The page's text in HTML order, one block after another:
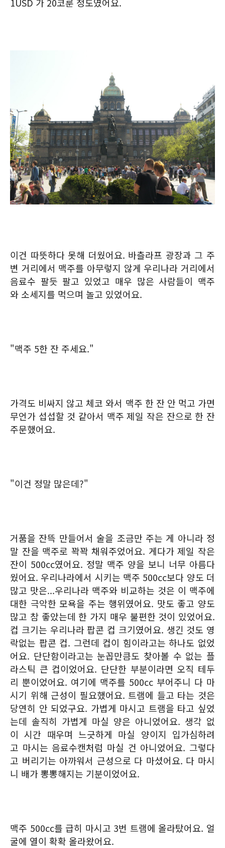
이건 따뜻하다 못해 더웠어요. 바츨라프 광장과 그 주
변 거리에서 맥주를 아무렇지 않게 우리나라 거리에서
음료수 팔듯 팔고 있었고 매우 많은 사람들이 맥주
와 소세지를 먹으며 놀고 있었어요.
"맥주 5한 잔 주세요."
가격도 비싸지 않고 체코 와서 맥주 한 잔 안 먹고 가면
무언가 섭섭할 것 같아서 맥주 제일 작은 잔으로 한 잔
주문했어요.
"이건 정말 많은데?"
거품을 잔뜩 만들어서 술을 조금만 주는 게 아니라 정
말 잔을 맥주로 꽉꽉 채워주었어요. 게다가 제일 작은
잔이 500cc였어요. 정말 맥주 양을 보니 너무 아름다
웠어요. 우리나라에서 시키는 맥주 500cc보다 양도 더
많고 맛은...우리나라 맥주와 비교하는 것은 이 맥주에
대한 극악한 모욕을 주는 행위였어요. 맛도 좋고 양도
많고 참 좋았는데 한 가지 매우 불편한 것이 있었어요.
컵 크기는 우리나라 팝콘 컵 크기였어요. 생긴 것도 영
락없는 팝콘 컵. 그런데 컵이 힘이라고는 하나도 없었
어요. 단단함이라고는 눈꼽만큼도 찾아볼 수 없는 플
라스틱 큰 컵이었어요. 단단한 부분이라면 오직 테두
리 뿐이었어요. 여기에 맥주를 500cc 부어주니 다 마
시기 위해 근성이 필요했어요. 트램에 들고 타는 것은
당연히 안 되었구요. 가볍게 마시고 트램을 타고 싶었
는데 솔직히 가볍게 마실 양은 아니었어요. 생각 없
이 시간 때우며 느긋하게 마실 양이지 입가심하려
고 마시는 음료수캔처럼 마실 건 아니었어요. 그렇다
고 버리기는 아까워서 근성으로 다 마셨어요. 다 마시
니 배가 뽕뽕해지는 기분이었어요.
맥주 500cc를 급히 마시고 3번 트램에 올라탔어요. 얼
굴에 열이 확확 올라왔어요.